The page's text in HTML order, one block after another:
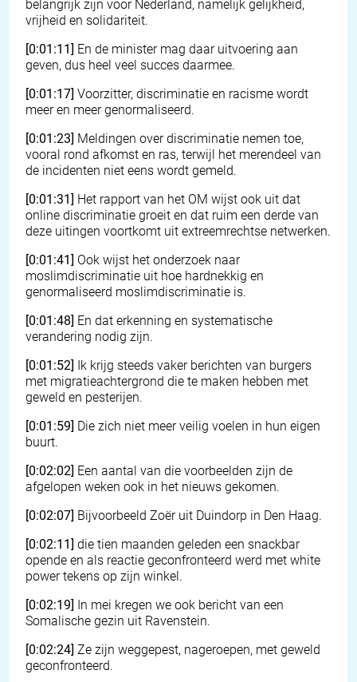
belangrijk zijn voor Nederland, namelijk gelijkheid,
vrijheid en solidariteit.
[0:01:11] En de minister mag daar uitvoering aan
geven, dus heel veel succes daarmee.
[0:01:17] Voorzitter, discriminatie en racisme wordt
meer en meer genormaliseerd.
[0:01:23] Meldingen over discriminatie nemen toe,
vooral rond afkomst en ras, terwijl het merendeel van
de incidenten niet eens wordt gemeld.
[0:01:31] Het rapport van het OM wijst ook uit dat
online discriminatie groeit en dat ruim een derde van
deze uitingen voortkomt uit extreemrechtse netwerken.
[0:01:41] Ook wijst het onderzoek naar
moslimdiscriminatie uit hoe hardnekkig en
genormaliseerd moslimdiscriminatie is.
[0:01:48] En dat erkenning en systematische
verandering nodig zijn.
[0:01:52] Ik krijg steeds vaker berichten van burgers
met migratieachtergrond die te maken hebben met
geweld en pesterijen.
[0:01:59] Die zich niet meer veilig voelen in hun eigen
buurt.
[0:02:02] Een aantal van die voorbeelden zijn de
afgelopen weken ook in het nieuws gekomen.
[0:02:07] Bijvoorbeeld Zoër uit Duindorp in Den Haag.
[0:02:11] die tien maanden geleden een snackbar
opende en als reactie geconfronteerd werd met white
power tekens op zijn winkel.
[0:02:19] In mei kregen we ook bericht van een
Somalische gezin uit Ravenstein.
[0:02:24] Ze zijn weggepest, nageroepen, met geweld
geconfronteerd.